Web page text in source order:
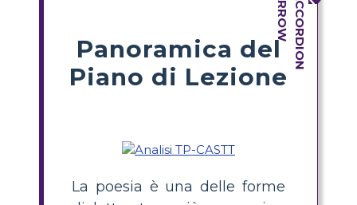
Panoramica del
Piano di Lezione
La poesia è una delle forme